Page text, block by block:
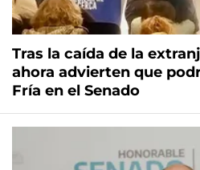
Tras la caída de la
ahora advierten que
Fría en el Senado